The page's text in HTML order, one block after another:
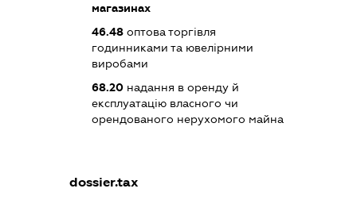
магазинах
46.48оптова торгівля
годинниками та ювелірними
виробами
68.20надання в оренду й
експлуатацію власного чи
орендованого нерухомого майна
dossier.tax